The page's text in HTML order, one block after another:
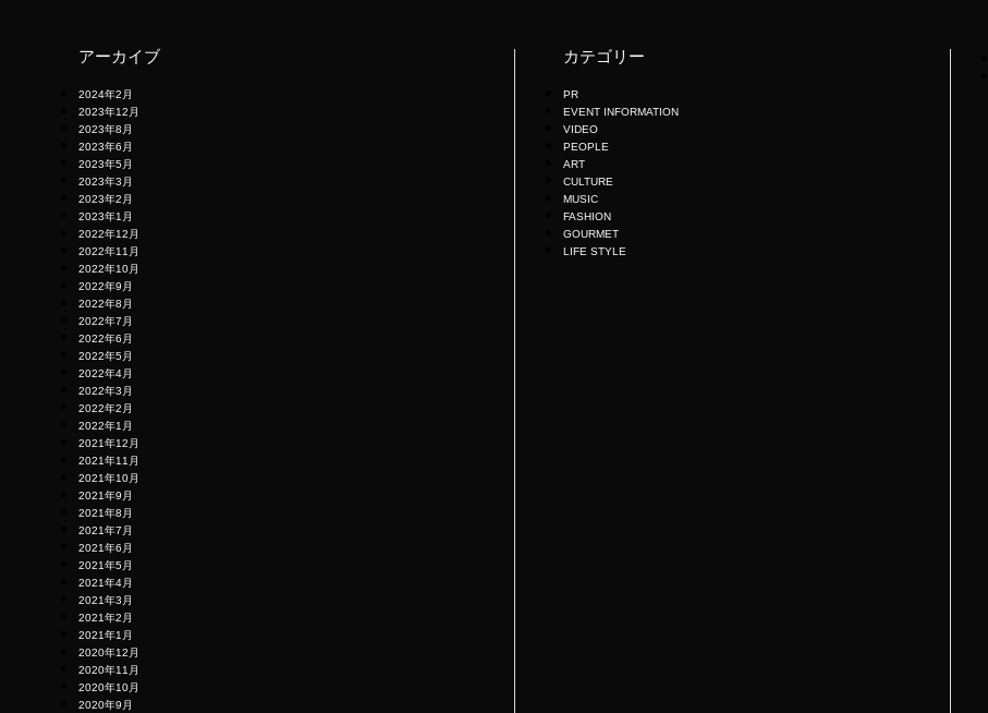
アーカイブ
2024年2月
2023年12月
2023年8月
2023年6月
2023年5月
2023年3月
2023年2月
2023年1月
2022年12月
2022年11月
2022年10月
2022年9月
2022年8月
2022年7月
2022年6月
2022年5月
2022年4月
2022年3月
2022年2月
2022年1月
2021年12月
2021年11月
2021年10月
2021年9月
2021年8月
2021年7月
2021年6月
2021年5月
2021年4月
2021年3月
2021年2月
2021年1月
2020年12月
2020年11月
2020年10月
2020年9月
カテゴリー
PR
EVENT INFORMATION
VIDEO
PEOPLE
ART
CULTURE
MUSIC
FASHION
GOURMET
LIFE STYLE